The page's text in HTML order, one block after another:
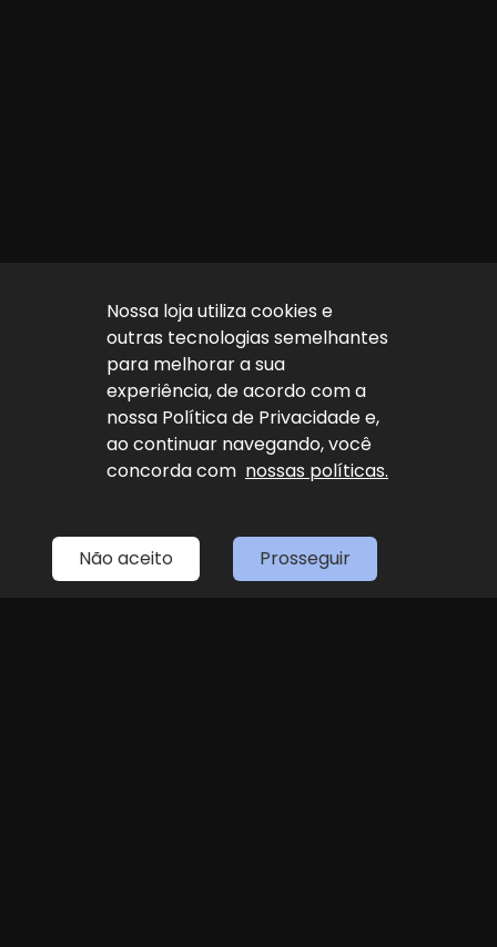
HomeEstoqueFale ConoscoSobre Nós
Entre em contato
(11) 4087-4887
Nossa loja utiliza cookies e
outras tecnologias semelhantes
para melhorar a sua
experiência, de acordo com a
nossa Política de Privacidade e,
ao continuar navegando, você
concorda com nossas políticas.
Não aceito Prosseguir